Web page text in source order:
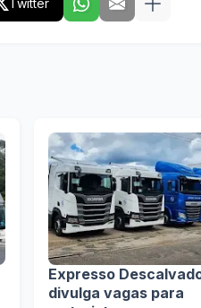
Twitter
Expresso
divulga vagas para